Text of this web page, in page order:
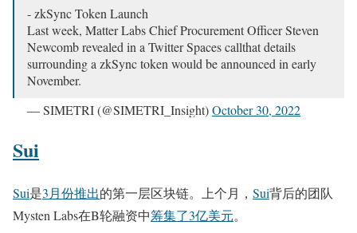
- zkSync Token Launch
Last week, Matter Labs Chief Procurement Officer Steven
Newcomb revealed in a Twitter Spaces callthat details
surrounding a zkSync token would be announced in early
November.
— SIMETRI (@SIMETRI_Insight)October 30, 2022
Sui
Sui是3月份推出的第一层区块链。上个月， Sui背后的团队
Mysten Labs在B轮融资中筹集了3亿美元。